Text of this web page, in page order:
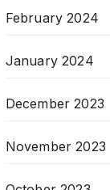
February 2024
January 2024
December 2023
November 2023